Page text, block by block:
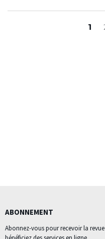
1
ABONNEMENT
Abonnez-vous pour recevoir la